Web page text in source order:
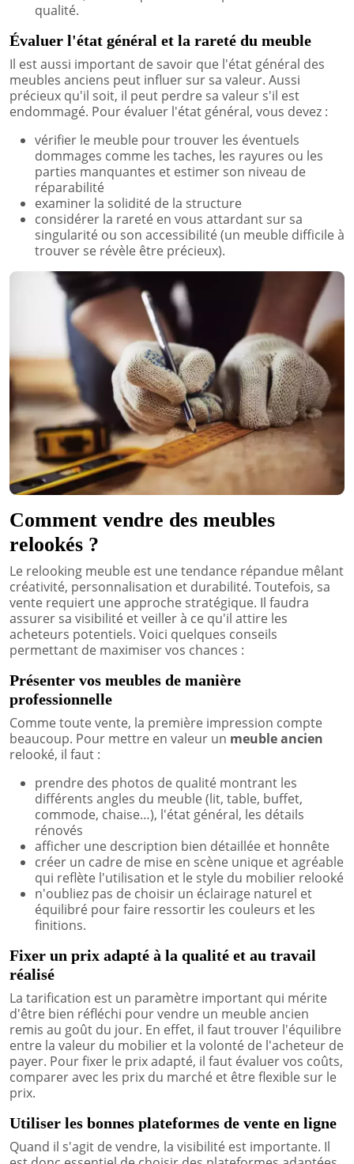
qualité.
Évaluer l'état général et la rareté du meuble
Il est aussi important de savoir que l'état général des
meubles anciens peut influer sur sa valeur. Aussi
précieux qu'il soit, il peut perdre sa valeur s'il est
endommagé. Pour évaluer l'état général, vous devez :
vérifier le meuble pour trouver les éventuels
dommages comme les taches, les rayures ou les
parties manquantes et estimer son niveau de
réparabilité
examiner la solidité de la structure
considérer la rareté en vous attardant sur sa
singularité ou son accessibilité (un meuble difficile à
trouver se révèle être précieux).
Comment vendre des meubles
relookés ?
Le relooking meuble est une tendance répandue mêlant
créativité, personnalisation et durabilité. Toutefois, sa
vente requiert une approche stratégique. Il faudra
assurer sa visibilité et veiller à ce qu'il attire les
acheteurs potentiels. Voici quelques conseils
permettant de maximiser vos chances :
Présenter vos meubles de manière
professionnelle
Comme toute vente, la première impression compte
beaucoup. Pour mettre en valeur un meuble ancien
relooké, il faut :
prendre des photos de qualité montrant les
différents angles du meuble (lit, table, buffet,
commode, chaise…), l'état général, les détails
rénovés
afficher une description bien détaillée et honnête
créer un cadre de mise en scène unique et agréable
qui reflète l'utilisation et le style du mobilier relooké
n'oubliez pas de choisir un éclairage naturel et
équilibré pour faire ressortir les couleurs et les
finitions.
Fixer un prix adapté à la qualité et au travail
réalisé
La tarification est un paramètre important qui mérite
d'être bien réfléchi pour vendre un meuble ancien
remis au goût du jour. En effet, il faut trouver l'équilibre
entre la valeur du mobilier et la volonté de l'acheteur de
payer. Pour fixer le prix adapté, il faut évaluer vos coûts,
comparer avec les prix du marché et être flexible sur le
prix.
Utiliser les bonnes plateformes de vente en ligne
Quand il s'agit de vendre, la visibilité est importante. Il